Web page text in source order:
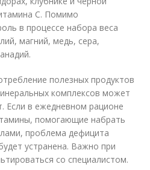
С. Помимо
в процессе набора веса
магний, медь, сера,
полезных продуктов
комплексов может
Если в ежедневном рационе
помогающие набрать
проблема дефицита
устранена. Важно при
со специалистом.